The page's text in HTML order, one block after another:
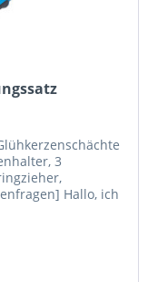
3
Hallo, ich